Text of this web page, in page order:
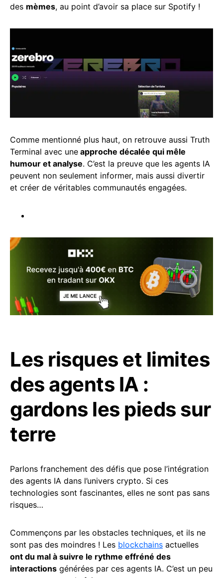
des mèmes, au point d’avoir sa place sur Spotify !
Comme mentionné plus haut, on retrouve aussi Truth
Terminal avec une approche décalée qui mêle
humour et analyse. C’est la preuve que les agents IA
peuvent non seulement informer, mais aussi divertir
et créer de véritables communautés engagées.
Les risques et limites
des agents IA :
gardons les pieds sur
terre
Parlons franchement des défis que pose l’intégration
des agents IA dans l’univers crypto. Si ces
technologies sont fascinantes, elles ne sont pas sans
risques…
Commençons par les obstacles techniques, et ils ne
sont pas des moindres ! Les blockchains actuelles
ont du mal à suivre le rythme effréné des
interactions générées par ces agents IA. C’est un peu